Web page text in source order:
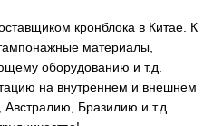
кронблока в Китае. К
материалы,
оборудованию и т.д.
на внутреннем и внешнем
Бразилию и т.д.